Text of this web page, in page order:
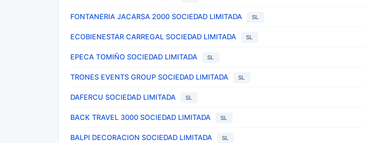
FONTANERIA JACARSA 2000 SOCIEDAD LIMITADA SL
ECOBIENESTAR CARREGAL SOCIEDAD LIMITADA SL
EPECA TOMIÑO SOCIEDAD LIMITADA SL
TRONES EVENTS GROUP SOCIEDAD LIMITADA SL
DAFERCU SOCIEDAD LIMITADA SL
BACK TRAVEL 3000 SOCIEDAD LIMITADA SL
BALPI DECORACION SOCIEDAD LIMITADA SL